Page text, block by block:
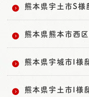
熊本県宇土市S様
熊本県熊本市西
熊本県宇城市I様
熊本県宇土市I様